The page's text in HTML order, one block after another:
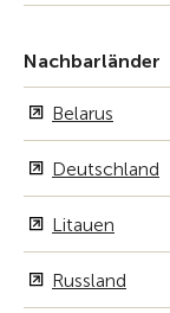
Nachbarländer
Belarus
Deutschland
Litauen
Russland